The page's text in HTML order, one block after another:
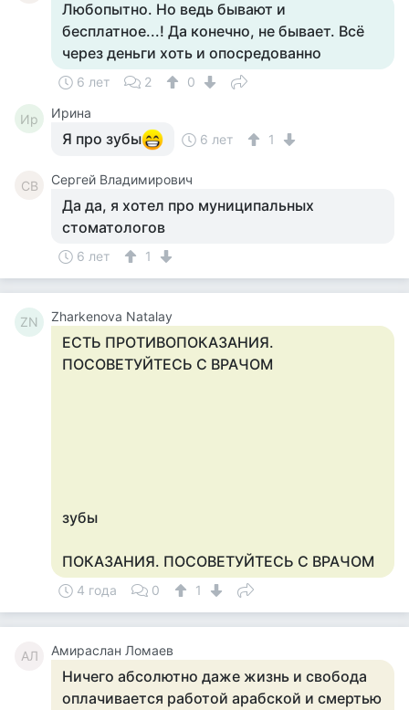
Любопытно. Но ведь бывают и
бесплатное...! Да конечно, не бывает. Всё
через деньги хоть и опосредованно
6 лет 2 0
Ир Ирина
Я про зубы 6 лет 1
СВ Сергей Владимирович
Да да, я хотел про муниципальных
стоматологов
6 лет 1
ZN Zharkenova Natalay
ЕСТЬ ПРОТИВОПОКАЗАНИЯ.
ПОСОВЕТУЙТЕСЬ С ВРАЧОМ
зубы
ПОКАЗАНИЯ. ПОСОВЕТУЙТЕСЬ С ВРАЧОМ
4 года 0 1
АЛ Амираслан Ломаев
Ничего абсолютно даже жизнь и свобода
оплачивается работой арабской и смертью